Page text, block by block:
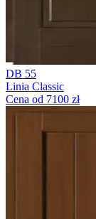
DB 55
Linia Classic
Cena od 7100 zł